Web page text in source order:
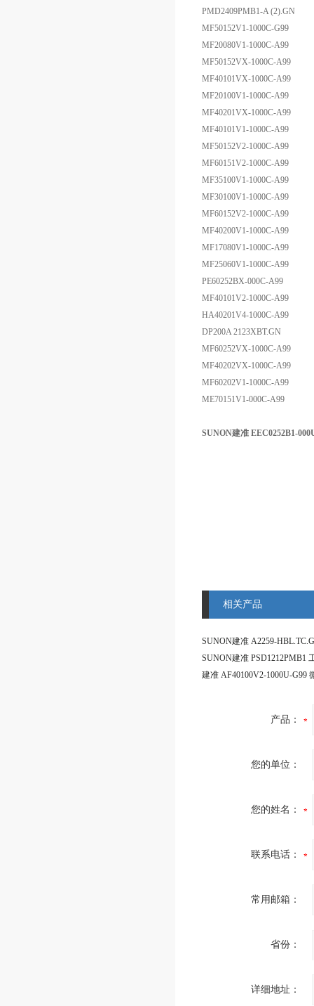
PMD2409PMB1-A (2).GN
MF50152V1-1000C-G99
MF20080V1-1000C-A99
MF50152VX-1000C-A99
MF40101VX-1000C-A99
MF20100V1-1000C-A99
MF40201VX-1000C-A99
MF40101V1-1000C-A99
MF50152V2-1000C-A99
MF60151V2-1000C-A99
MF35100V1-1000C-A99
MF30100V1-1000C-A99
MF60152V2-1000C-A99
MF40200V1-1000C-A99
MF17080V1-1000C-A99
MF25060V1-1000C-A99
PE60252BX-000C-A99
MF40101V2-1000C-A99
HA40201V4-1000C-A99
DP200A 2123XBT.GN
MF60252VX-1000C-A99
MF40202VX-1000C-A99
MF60202V1-1000C-A99
ME70151V1-000C-A99
SUNON建准 EEC0252B1-
相关产品
产品：
您的单位：
您的姓名：
联系电话：
常用邮箱：
省份：
详细地址：